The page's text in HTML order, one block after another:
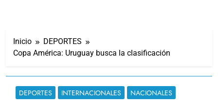
Inicio
DEPORTES
Copa América: Uruguay busca la clasificación
DEPORTES INTERNACIONALES NACIONALES